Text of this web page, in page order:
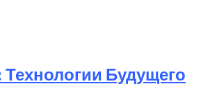
Будущего